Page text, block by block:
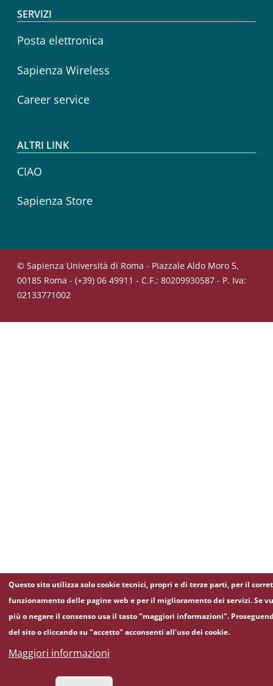
SERVIZI
Posta elettronica
Sapienza Wireless
Career service
ALTRI LINK
CIAO
Sapienza Store
© Sapienza Università di Roma - Piazzale Aldo Moro 5,
00185 Roma - (+39) 06 49911 - C.F.: 80209930587 - P. Iva:
02133771002
Questo sito utilizza solo cookie tecnici, propri e di terze parti, per il
funzionamento delle pagine web e per il miglioramento dei servizi. Se
più o negare il consenso usa il tasto "maggiori informazioni".
del sito o cliccando su "accetto" acconsenti all'uso dei cookie.
Maggiori informazioni